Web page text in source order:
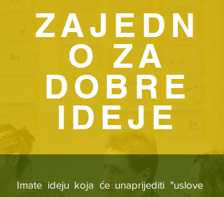
ZAJEDN
O ZA
DOBRE
IDEJE
Imate ideju koja će unaprijediti "uslove